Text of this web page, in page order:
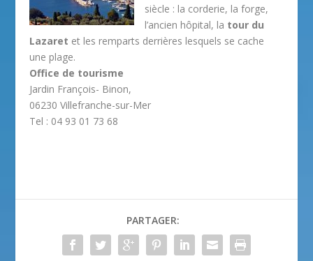
siècle : la corderie, la forge,
l’ancien hôpital, la tour du
Lazaret et les remparts derrières lesquels se cache
une plage.
Office de tourisme
Jardin François- Binon,
06230 Villefranche-sur-Mer
Tel : 04 93 01 73 68
PARTAGER: